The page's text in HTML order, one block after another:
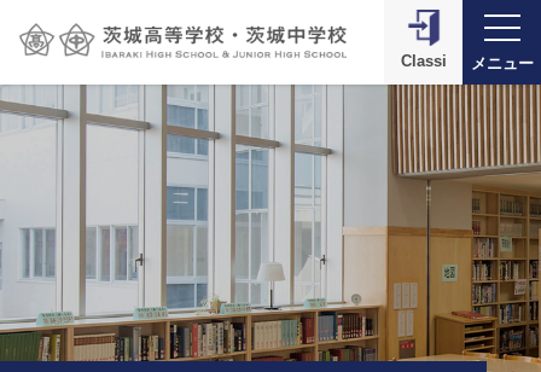
Classi メニュー